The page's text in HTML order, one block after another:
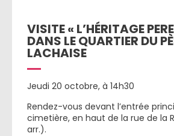
VISITE « L’HÉRITAGE
DANS LE QUARTIER DU
LACHAISE
Jeudi 20 octobre, à 14h30
Rendez-vous devant l’entrée
cimetière, en haut de la rue de la
arr.).